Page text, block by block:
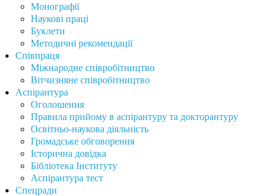
Монографії
Наукові праці
Буклети
Методичні рекомендації
Співпраця
Міжнародне співробітництво
Вітчизняне співробітництво
Аспірантура
Оголошення
Правила прийому в аспірантуру та докторантуру
Освітньо-наукова діяльність
Громадське обговорення
Історична довідка
Бібліотека Інституту
Аспірантура тест
Спецради